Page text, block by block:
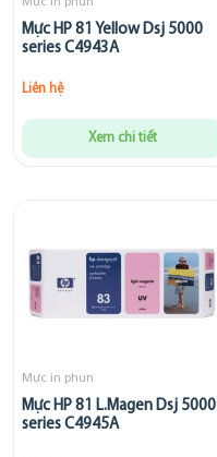
Mực HP 81 Yellow Dsj 5000
series C4943A
Liên hệ
Xem chi tiết
Mực in phun
Mực HP 81 L.Magen Dsj 5000
series C4945A